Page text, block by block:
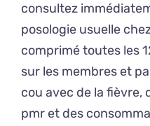
consultez
posologie usuelle
comprimé toutes les
sur les membres et
cou avec de la fièvre,
pmr et des